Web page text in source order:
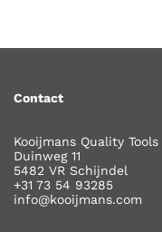
Contact
Kooijmans Quality Tools
Duinweg 11
5482 VR Schijndel
+31 73 54 93285
info@kooijmans.com